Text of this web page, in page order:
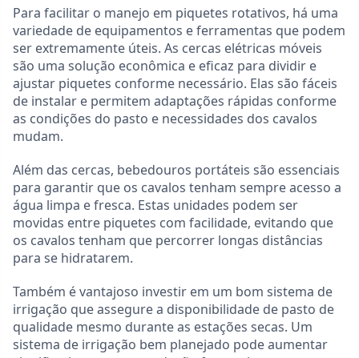
Para facilitar o manejo em piquetes rotativos, há uma
variedade de equipamentos e ferramentas que podem
ser extremamente úteis. As cercas elétricas móveis
são uma solução econômica e eficaz para dividir e
ajustar piquetes conforme necessário. Elas são fáceis
de instalar e permitem adaptações rápidas conforme
as condições do pasto e necessidades dos cavalos
mudam.
Além das cercas, bebedouros portáteis são essenciais
para garantir que os cavalos tenham sempre acesso a
água limpa e fresca. Estas unidades podem ser
movidas entre piquetes com facilidade, evitando que
os cavalos tenham que percorrer longas distâncias
para se hidratarem.
Também é vantajoso investir em um bom sistema de
irrigação que assegure a disponibilidade de pasto de
qualidade mesmo durante as estações secas. Um
sistema de irrigação bem planejado pode aumentar